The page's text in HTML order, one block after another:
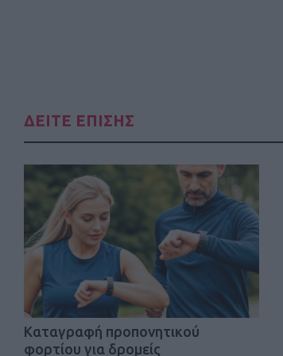
ΔΕΙΤΕ ΕΠΙΣΗΣ
Kαταγραφή προπονητικού
φορτίου για δρομείς